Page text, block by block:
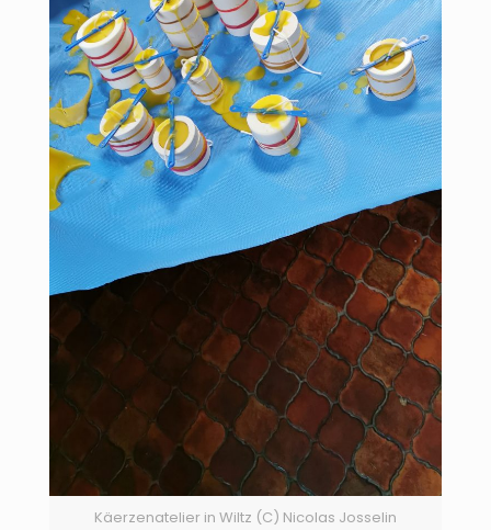
Käerzenatelier in Wiltz (C) Nicolas Josselin